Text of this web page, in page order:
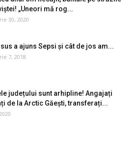
„Uneori mă rog...
30, 2020
sus a ajuns Sepsi și cât de jos am...
7, 2018
județului sunt arhipline! Angajați
de la Arctic Găești, transferați...